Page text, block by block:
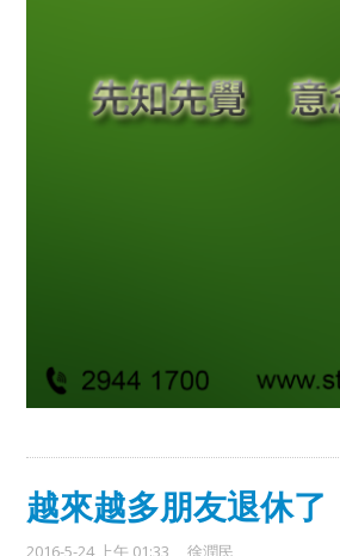
越來越多朋友退休了
2016-5-24 上午 01:33 徐潤民